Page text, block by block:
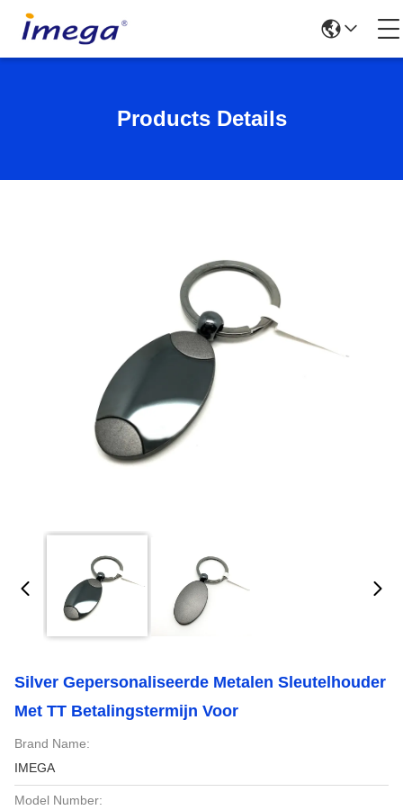
Products Details
Silver Gepersonaliseerde Metalen Sleutelhouder
Met TT Betalingstermijn Voor
Brand Name:
IMEGA
Model Number: